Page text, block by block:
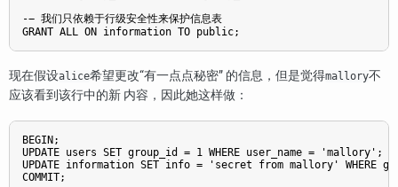
-− 我们只依赖于行级安全性来保护信息表
现在假设alice希望更改“有一点点秘密” 的信息，但是觉得mallory不
应该看到该行中的新 内容，因此她这样做：
BEGIN;
UPDATE users SET group_id = 1 WHERE user_name = 'mallory';
UPDATE information SET info = 'secret from mallory' WHERE